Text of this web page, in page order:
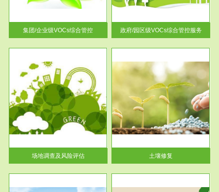
集团/企业级VOCs综合管控
合整治方案》文件要求，到2017
年，全...
政府/园区级VOCs综合管控服务
场地调查及风险评估
服务范围
土壤修复
土壤修复